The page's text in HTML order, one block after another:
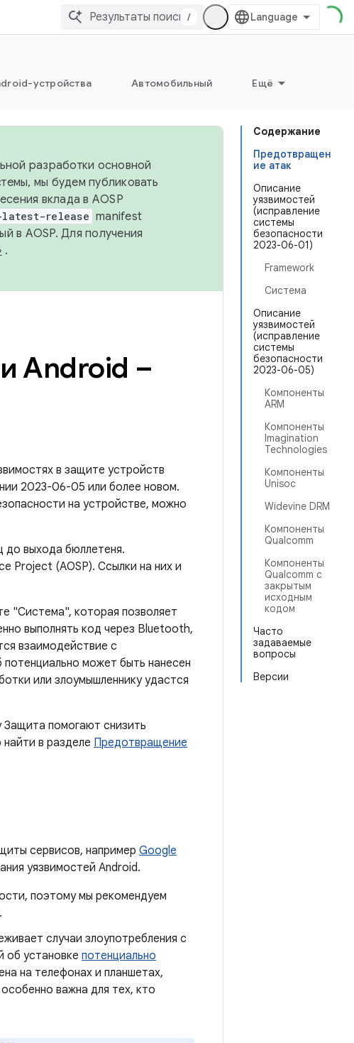
/
устройства Автомобильный Ещё
Содержание
Предотвращен
ие атак
Описание
уязвимостей
(исправление
системы
безопасности
2023-06-01)
Framework
Система
Описание
уязвимостей
(исправление
системы
безопасности
2023-06-05)
Компоненты
ARM
Компоненты
Imagination
Technologies
Компоненты
Unisoc
Widevine DRM
Компоненты
Qualcomm
Компоненты
Qualcomm с
закрытым
исходным
кодом
Часто
задаваемые
вопросы
Версии
разработки основной
мы будем публиковать
вклада в AOSP
latest-release manifest
в AOSP. Для получения
.
Android –
в защите устройств
2023-06-05 или более новом.
на устройстве, можно
до выхода бюллетеня.
Project (AOSP). Ссылки на них и
"Система", которая позволяет
выполнять код через Bluetooth,
взаимодействие с
может быть нанесен
или злоумышленнику удастся
Защита помогают снизить
в разделе Предотвращение
сервисов, например Google
уязвимостей Android.
поэтому мы рекомендуем
случаи злоупотребления с
об установке потенциально
на телефонах и планшетах,
важна для тех, кто